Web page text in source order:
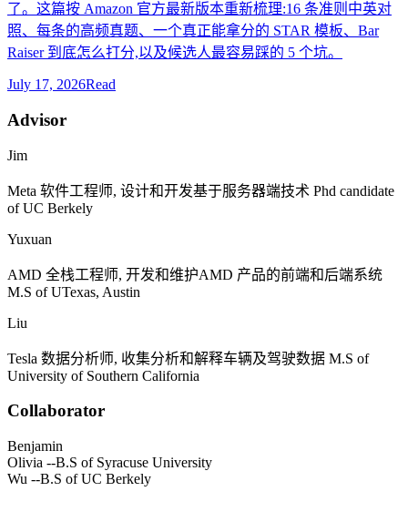
了。这篇按 Amazon 官方最新版本重新梳理:16 条准则中英对
照、每条的高频真题、一个真正能拿分的 STAR 模板、Bar
Raiser 到底怎么打分,以及候选人最容易踩的 5 个坑。
July 17, 2026Read
Advisor
Jim
Meta 软件工程师, 设计和开发基于服务器端技术 Phd candidate
of UC Berkely
Yuxuan
AMD 全栈工程师, 开发和维护AMD 产品的前端和后端系统
M.S of UTexas, Austin
Liu
Tesla 数据分析师, 收集分析和解释车辆及驾驶数据 M.S of
University of Southern California
Collaborator
Benjamin
Olivia --B.S of Syracuse University
Wu --B.S of UC Berkely